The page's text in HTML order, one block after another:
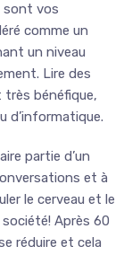
sont vos
comme un
un niveau
Lire des
bénéfique,
d’informatique.
partie d’un
et à
le cerveau et le
Après 60
réduire et cela